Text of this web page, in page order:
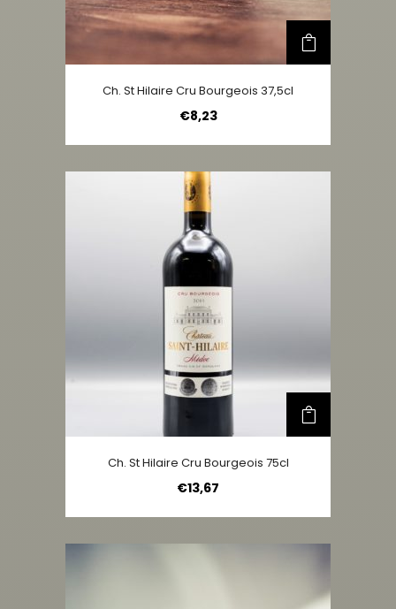
Ch. St Hilaire Cru Bourgeois 37,5cl
€8,23
Ch. St Hilaire Cru Bourgeois 75cl
€13,67